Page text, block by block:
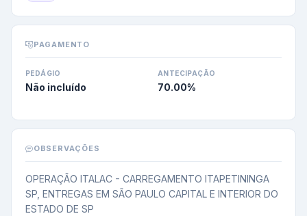
PAGAMENTO
PEDÁGIO
Não incluído
ANTECIPAÇÃO
70.00%
OBSERVAÇÕES
OPERAÇÃO ITALAC - CARREGAMENTO ITAPETININGA
SP, ENTREGAS EM SÃO PAULO CAPITAL E INTERIOR DO
ESTADO DE SP